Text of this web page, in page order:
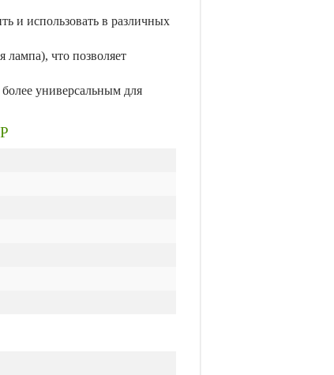
и использовать в различных
что позволяет
универсальным для